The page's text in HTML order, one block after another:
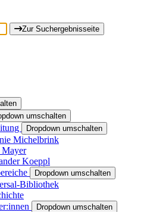
Zur Suchergebnisseite
umschalten
Dropdown umschalten
Michelbrink
Mayer
Koeppl
Dropdown umschalten
Bibliothek
Dropdown umschalten